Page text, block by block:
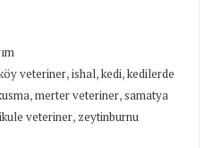
veteriner,ishal,kedi,kedilerde
,merter veteriner,samatya
veteriner, zeytinburnu